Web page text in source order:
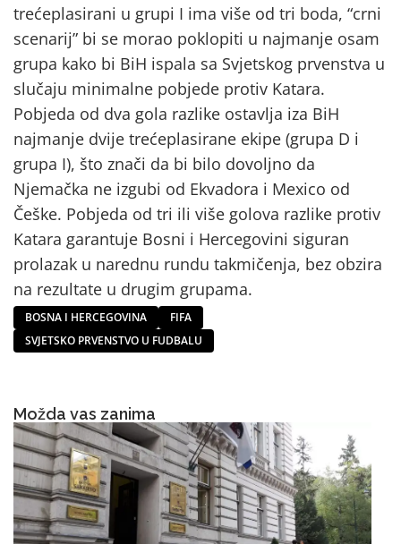
trećeplasirani u grupi I ima više od tri boda, “crni
scenarij” bi se morao poklopiti u najmanje osam
grupa kako bi BiH ispala sa Svjetskog prvenstva u
slučaju minimalne pobjede protiv Katara.
Pobjeda od dva gola razlike ostavlja iza BiH
najmanje dvije trećeplasirane ekipe (grupa D i
grupa I), što znači da bi bilo dovoljno da
Njemačka ne izgubi od Ekvadora i Mexico od
Češke. Pobjeda od tri ili više golova razlike protiv
Katara garantuje Bosni i Hercegovini siguran
prolazak u narednu rundu takmičenja, bez obzira
na rezultate u drugim grupama.
BOSNA I HERCEGOVINA
FIFA
SVJETSKO PRVENSTVO U FUDBALU
Možda vas zanima